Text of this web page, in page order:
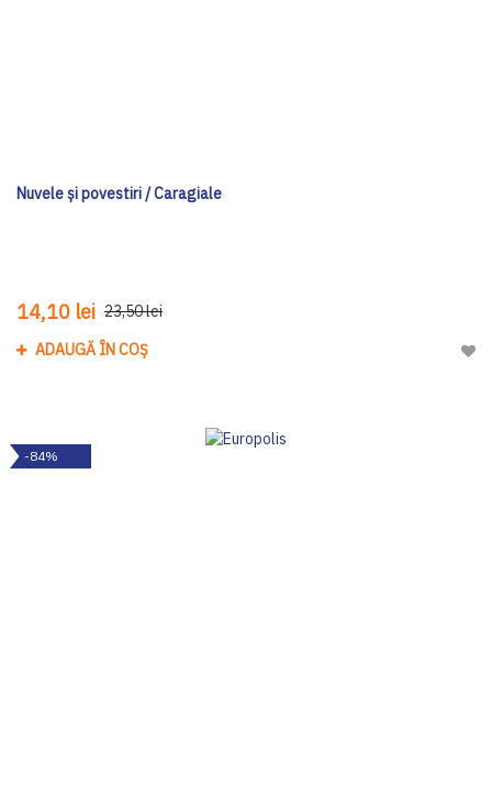
Nuvele și povestiri / Caragiale
14,10 lei 23,50 lei
ADAUGĂ ÎN COȘ
-84%